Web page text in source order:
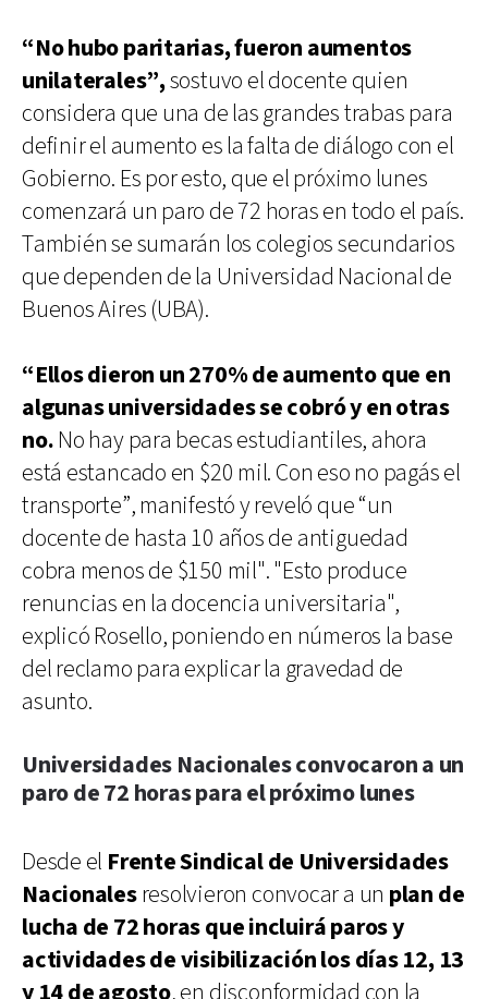
“No hubo paritarias, fueron aumentos
unilaterales”,sostuvo el docente quien
considera que una de las grandes trabas para
definir el aumento es la falta de diálogo con el
Gobierno. Es por esto, que el próximo lunes
comenzará un paro de 72 horas en todo el país.
También se sumarán los colegios secundarios
que dependen de la Universidad Nacional de
Buenos Aires (UBA).
“Ellos dieron un 270% de aumento que en
algunas universidades se cobró y en otras
no.No hay para becas estudiantiles, ahora
está estancado en $20 mil. Con eso no pagás el
transporte”, manifestó y reveló que “un
docente de hasta 10 años de antiguedad
cobra menos de $150 mil". "Esto produce
renuncias en la docencia universitaria",
explicó Rosello, poniendo en números la base
del reclamo para explicar la gravedad de
asunto.
Universidades Nacionales convocaron a un
paro de 72 horas para el próximo lunes
Desde el Frente Sindical de Universidades
Nacionalesresolvieron convocar a un plan de
lucha de 72 horas que incluirá paros y
actividades de visibilización los días 12, 13
y 14 de agosto, en disconformidad con la